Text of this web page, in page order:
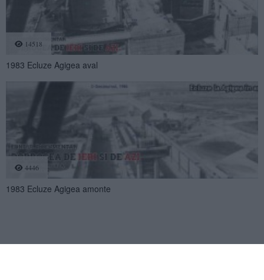
14518
1983 Ecluze Agigea aval
4446
1983 Ecluze Agigea amonte